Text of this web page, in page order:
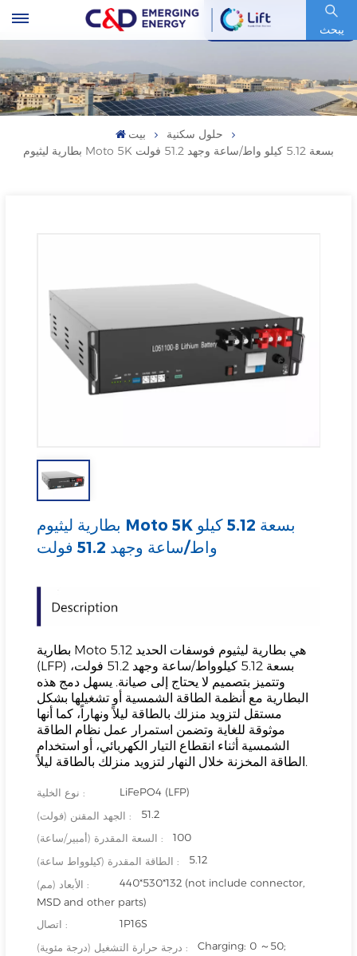
يبحث
رمز السهم : 600153.SH
بيت
حلول سكنية
بطارية ليثيوم Moto 5K بسعة 5.12 كيلو واط/ساعة وجهد 51.2 فولت
بطارية ليثيوم Moto 5K بسعة 5.12 كيلو
واط/ساعة وجهد 51.2 فولت
بطارية Moto 5.12 هي بطارية ليثيوم فوسفات الحديد
(LFP) بسعة 5.12 كيلوواط/ساعة وجهد 51.2 فولت،
وتتميز بتصميم لا يحتاج إلى صيانة. يسهل دمج هذه
البطارية مع أنظمة الطاقة الشمسية أو تشغيلها بشكل
مستقل لتزويد منزلك بالطاقة ليلاً ونهاراً، كما أنها
موثوقة للغاية وتضمن استمرار عمل نظام الطاقة
الشمسية أثناء انقطاع التيار الكهربائي، أو استخدام
الطاقة المخزنة خلال النهار لتزويد منزلك بالطاقة ليلاً.
نوع الخلية :
LiFePO4 (LFP)
الجهد المقنن (فولت) :
51.2
السعة المقدرة (أمبير/ساعة) :
100
الطاقة المقدرة (كيلوواط ساعة) :
5.12
الأبعاد (مم) :
440*530*132 (not include connector,
MSD and other parts)
اتصال :
1P16S
درجة حرارة التشغيل (درجة مئوية) :
Charging: 0 ～50;